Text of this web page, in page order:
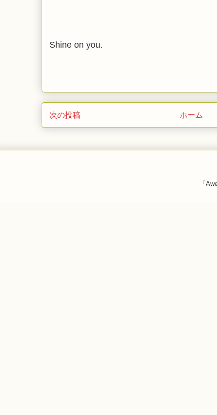
Shine on you.
次の投稿 ホーム
「